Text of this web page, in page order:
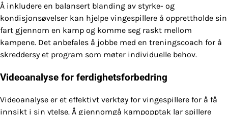
Å inkludere en balansert blanding av styrke- og
kondisjonsøvelser kan hjelpe vingespillere å opprettholde sin
fart gjennom en kamp og komme seg raskt mellom
kampene. Det anbefales å jobbe med en treningscoach for å
skreddersy et program som møter individuelle behov.
Videoanalyse for ferdighetsforbedring
Videoanalyse er et effektivt verktøy for vingespillere for å få
innsikt i sin ytelse. Å gjennomgå kampopptak lar spillere